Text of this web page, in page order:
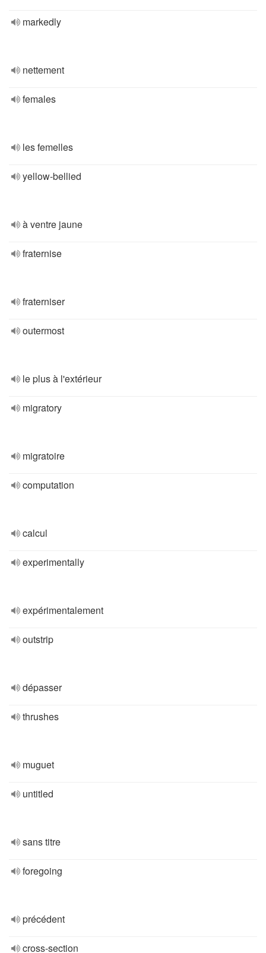
markedly
nettement
females
les femelles
yellow-bellied
à ventre jaune
fraternise
fraterniser
outermost
le plus à l'extérieur
migratory
migratoire
computation
calcul
experimentally
expérimentalement
outstrip
dépasser
thrushes
muguet
untitled
sans titre
foregoing
précédent
cross-section